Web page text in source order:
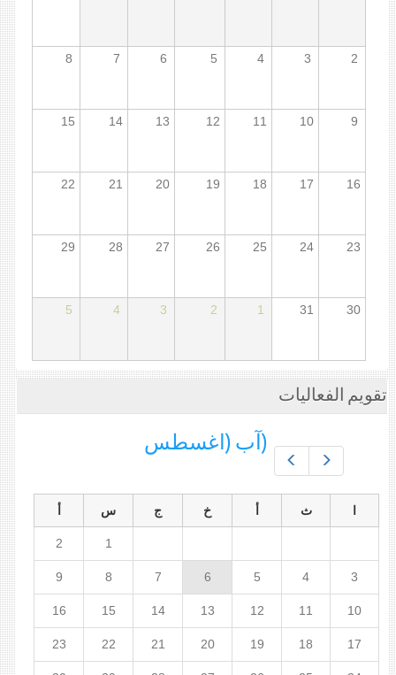
2
3
4
5
6
7
8
9
10
11
12
13
14
15
16
17
18
19
20
21
22
23
24
25
26
27
28
29
30
31
1
2
3
4
5
تقويم الفعاليات
(آب (اغسطس
ث خ ج س
1
2
3
4
5
6
7
8
9
10
11
12
13
14
15
16
17
18
19
20
21
22
23